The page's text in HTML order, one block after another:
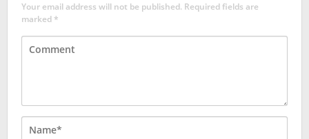
Your email address will not be published. Required fields are
marked*